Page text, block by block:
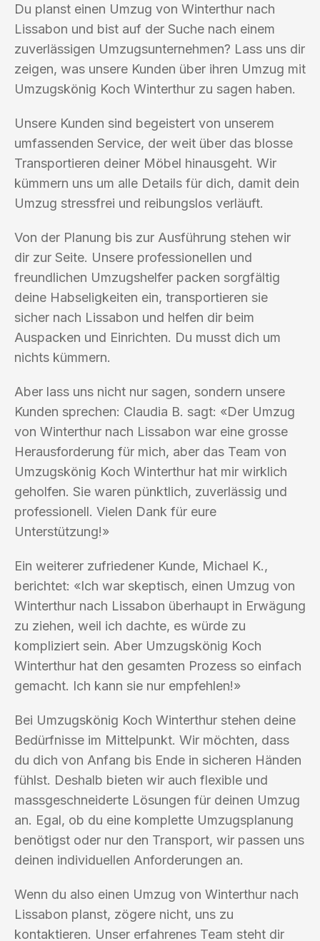
Du planst einen Umzug von Winterthur nach
Lissabon und bist auf der Suche nach einem
zuverlässigen Umzugsunternehmen? Lass uns dir
zeigen, was unsere Kunden über ihren Umzug mit
Umzugskönig Koch Winterthur zu sagen haben.
Unsere Kunden sind begeistert von unserem
umfassenden Service, der weit über das blosse
Transportieren deiner Möbel hinausgeht. Wir
kümmern uns um alle Details für dich, damit dein
Umzug stressfrei und reibungslos verläuft.
Von der Planung bis zur Ausführung stehen wir
dir zur Seite. Unsere professionellen und
freundlichen Umzugshelfer packen sorgfältig
deine Habseligkeiten ein, transportieren sie
sicher nach Lissabon und helfen dir beim
Auspacken und Einrichten. Du musst dich um
nichts kümmern.
Aber lass uns nicht nur sagen, sondern unsere
Kunden sprechen: Claudia B. sagt: «Der Umzug
von Winterthur nach Lissabon war eine grosse
Herausforderung für mich, aber das Team von
Umzugskönig Koch Winterthur hat mir wirklich
geholfen. Sie waren pünktlich, zuverlässig und
professionell. Vielen Dank für eure
Unterstützung!»
Ein weiterer zufriedener Kunde, Michael K.,
berichtet: «Ich war skeptisch, einen Umzug von
Winterthur nach Lissabon überhaupt in Erwägung
zu ziehen, weil ich dachte, es würde zu
kompliziert sein. Aber Umzugskönig Koch
Winterthur hat den gesamten Prozess so einfach
gemacht. Ich kann sie nur empfehlen!»
Bei Umzugskönig Koch Winterthur stehen deine
Bedürfnisse im Mittelpunkt. Wir möchten, dass
du dich von Anfang bis Ende in sicheren Händen
fühlst. Deshalb bieten wir auch flexible und
massgeschneiderte Lösungen für deinen Umzug
an. Egal, ob du eine komplette Umzugsplanung
benötigst oder nur den Transport, wir passen uns
deinen individuellen Anforderungen an.
Wenn du also einen Umzug von Winterthur nach
Lissabon planst, zögere nicht, uns zu
kontaktieren. Unser erfahrenes Team steht dir